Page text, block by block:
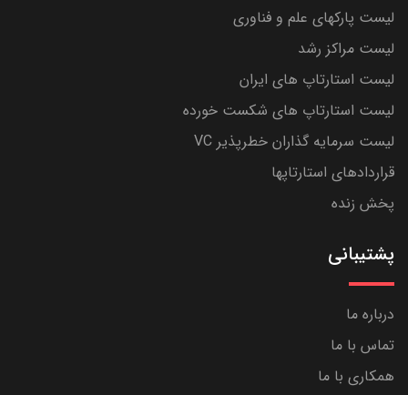
لیست پارکهای علم و فناوری
لیست مراکز رشد
لیست استارتاپ های ایران
لیست استارتاپ های شکست خورده
لیست سرمایه گذاران خطرپذیر VC
قراردادهای استارتاپها
پخش زنده
پشتیبانی
درباره ما
تماس با ما
همکاری با ما